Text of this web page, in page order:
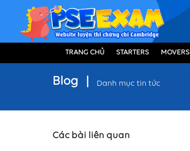
TRANG CHỦ STARTERS MOVERS
Blog Danh mục tin tức
Các bài liên quan